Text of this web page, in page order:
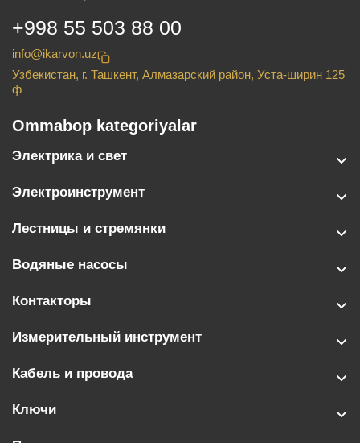
+998 55 503 88 00
info@ikarvon.uz
Узбекистан, г. Ташкент, Алмазарский район, Уста-ширин 125
ф
Ommabop kategoriyalar
Электрика и свет
Электроинструмент
Лестницы и стремянки
Водяные насосы
Контакторы
Измерительный инструмент
Кабель и провода
Ключи